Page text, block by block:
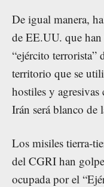
De igual manera,
de EE.UU. que han
“ejército
territorio que se
hostiles y
Irán será blanco de
Los misiles tierra-
del CGRI han
ocupada por el